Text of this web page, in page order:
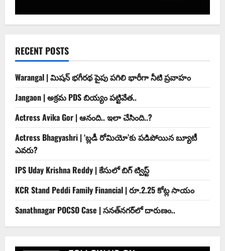
RECENT POSTS
Warangal | మిషన్ భగీరథ పైపు పగిలి భారీగా నీటి ప్రవాహం
Jangaon | అక్రమ PDS బియ్యం పట్టివేత..
Actress Avika Gor | ఆనంది.. ఇలా చేసింది..?
Actress Bhagyashri | ‘బ్లడీ రోమియో’కు పడిపోయిన బ్యూటీ
ఎవరు?
IPS Uday Krishna Reddy | కేసులో బిగ్ ట్విస్ట్
KCR Stand Peddi Family Financial | రూ.2.25 కోట్ల సాయం
Sanathnagar POCSO Case | సనత్‌నగర్‌లో దారుణం..